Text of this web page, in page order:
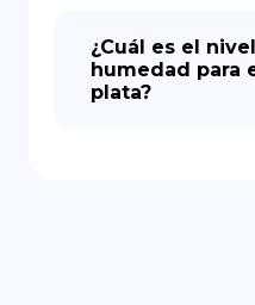
¿Cuál es el
humedad para
plata?